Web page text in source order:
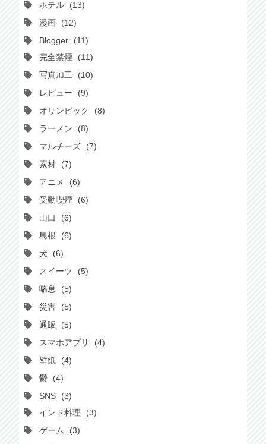
ホテル
13
漫画
12
Blogger
11
完全禁煙
11
写真加工
10
レビュー
9
オリンピック
8
ラーメン
8
マルチーズ
7
素材
7
アニメ
6
受動喫煙
6
山口
6
島根
6
犬
6
スイーツ
5
喘息
5
災害
5
通販
5
スマホアプリ
4
壁紙
4
鬱
4
SNS
3
インド料理
3
ゲーム
3